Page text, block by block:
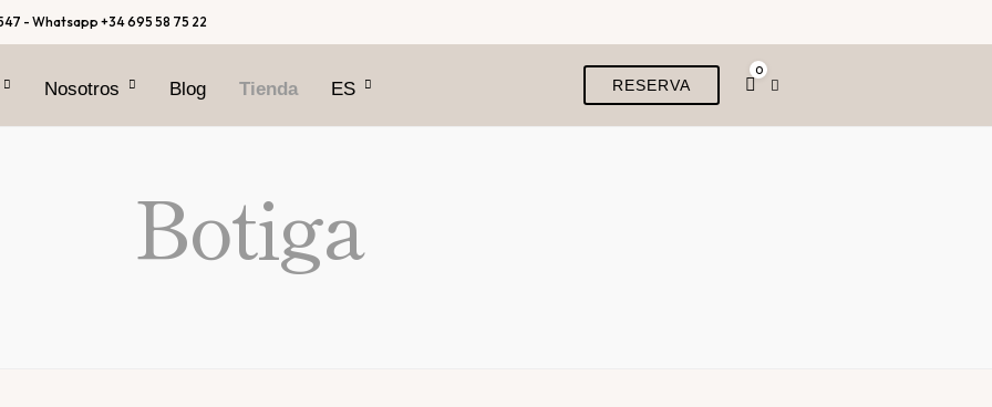
- Whatsapp +34 695 58 75 22
Nosotros Blog Tienda ES RESERVA
0
Botiga